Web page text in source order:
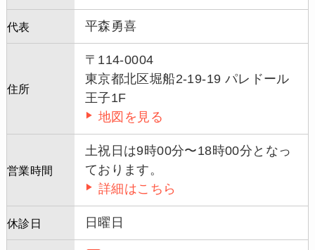
代表 平森勇喜
住所
〒114-0004
東京都北区堀船2-19-19 パレドール
王子1F
地図を見る
営業時間
土祝日は9時00分〜18時00分となっ
ております。
詳細はこちら
休診日 日曜日